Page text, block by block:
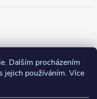
Dalším procházením
jejich používáním. Více